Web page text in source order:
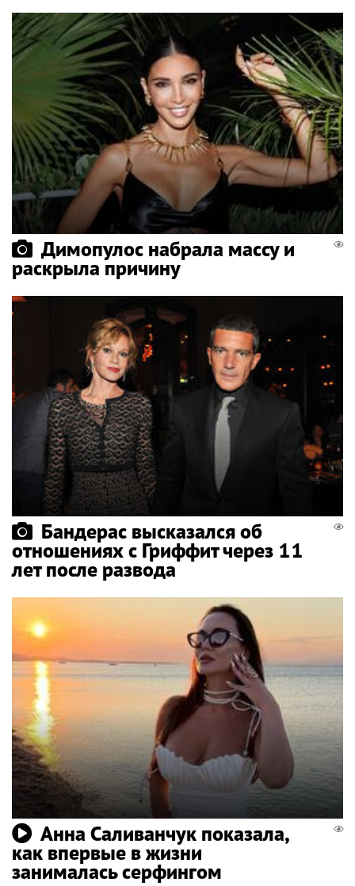
Димопулос набрала массу и
раскрыла причину
Бандерас высказался об
отношениях с Гриффит через 11
лет после развода
Анна Саливанчук показала,
как впервые в жизни
занималась серфингом